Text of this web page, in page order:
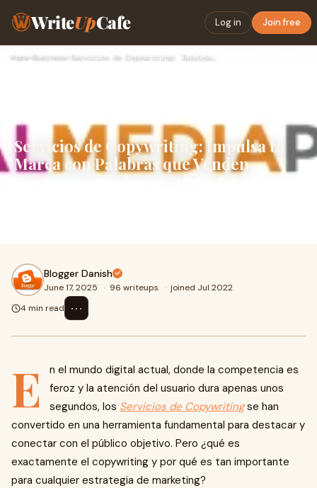
WriteUpCafe Log in Join free
Home›Business› Servicios de Copywriting: Impulsa tu Marca con Palabras que …
Servicios de Copywriting: Impulsa tu
Marca con Palabras que Venden
Blogger Danish
June 17, 2025 · 96 writeups · joined Jul 2022
4 min read
⋯
E
n el mundo digital actual, donde la competencia es
feroz y la atención del usuario dura apenas unos
segundos, los Servicios de Copywritingse han
convertido en una herramienta fundamental para destacar y
conectar con el público objetivo. Pero ¿qué es
exactamente el copywriting y por qué es tan importante
para cualquier estrategia de marketing?